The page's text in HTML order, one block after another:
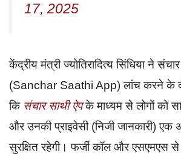
17, 2025
केंद्रीय मंत्री ज्योतिरादित्य सिंधिया ने
(Sanchar Saathi App) लांच करने के
कि संचार साथी ऐपके माध्यम से लोगों को
और उनकी प्राइवेसी (निजी जानकारी) एक
सुरक्षित रहेगी। फर्जी कॉल और एसएमएस